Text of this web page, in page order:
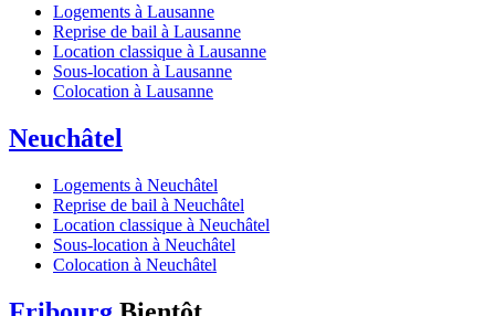
Logements à Lausanne
Reprise de bail à Lausanne
Location classique à Lausanne
Sous-location à Lausanne
Colocation à Lausanne
Neuchâtel
Logements à Neuchâtel
Reprise de bail à Neuchâtel
Location classique à Neuchâtel
Sous-location à Neuchâtel
Colocation à Neuchâtel